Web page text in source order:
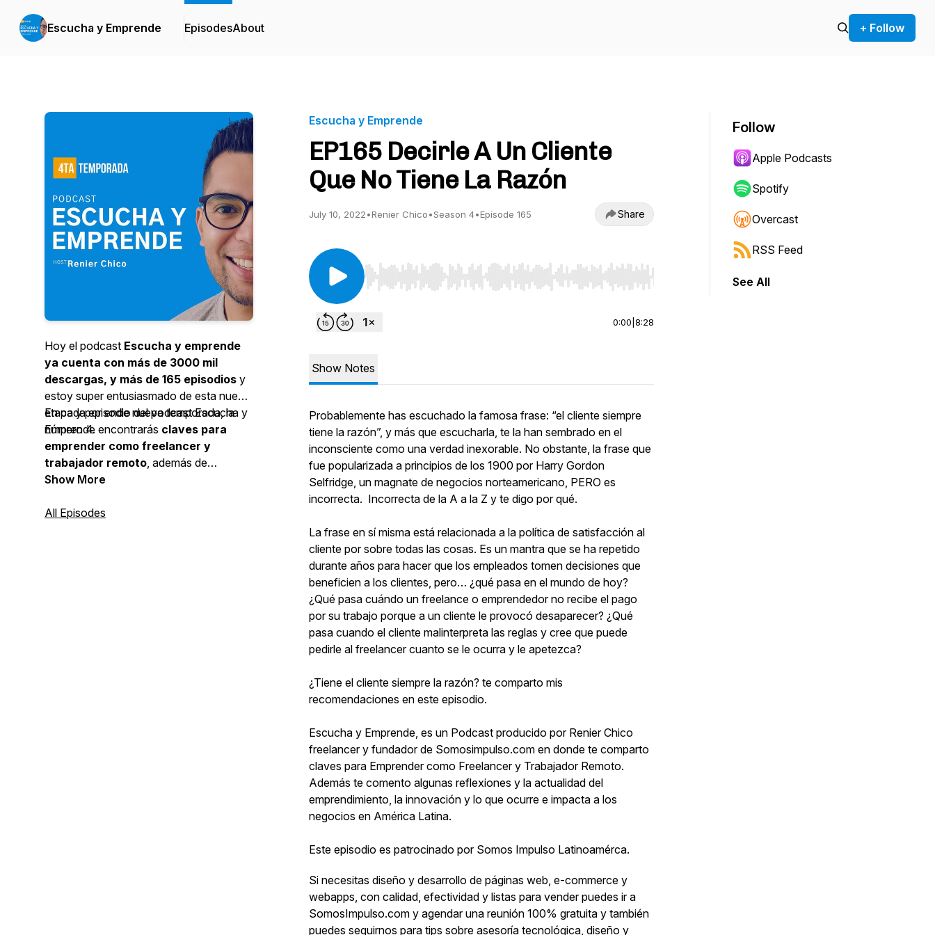
Escucha y Emprende EpisodesAbout + Follow
Hoy el podcast Escucha y emprende
ya cuenta con más de 3000 mil
descargas, y más de 165 episodios y
estoy super entusiasmado de esta nueva
etapa y por ende nueva temporada, la
número 4.
En cada episodio del podcast Escucha y
Emprende encontrarás claves para
emprender como freelancer y
trabajador remoto, además de
reflexiones y conversaciones con otros
mejor la actualidad del emprendimiento, la
Show More
All Episodes
Escucha y Emprende
EP165 Decirle A Un Cliente
Que No Tiene La Razón
July 10, 2022•Renier Chico•Season 4•Episode 165 Share
Use Left/Right to seek, Home/End to jump to start or end. Hold shift to jump forward or backward.
0:00 8:28
Show Notes
Probablemente has escuchado la famosa frase: “el cliente siempre
tiene la razón”, y más que escucharla, te la han sembrado en el
inconsciente como una verdad inexorable. No obstante, la frase que
fue popularizada a principios de los 1900 por Harry Gordon
Selfridge, un magnate de negocios norteamericano, PERO es
incorrecta. Incorrecta de la A a la Z y te digo por qué.
La frase en sí misma está relacionada a la política de satisfacción al
cliente por sobre todas las cosas. Es un mantra que se ha repetido
durante años para hacer que los empleados tomen decisiones que
beneficien a los clientes, pero… ¿qué pasa en el mundo de hoy?
¿Qué pasa cuándo un freelance o emprendedor no recibe el pago
por su trabajo porque a un cliente le provocó desaparecer? ¿Qué
pasa cuando el cliente malinterpreta las reglas y cree que puede
pedirle al freelancer cuanto se le ocurra y le apetezca?
¿Tiene el cliente siempre la razón? te comparto mis
recomendaciones en este episodio.
Escucha y Emprende, es un Podcast producido por Renier Chico
freelancer y fundador de Somosimpulso.com en donde te comparto
claves para Emprender como Freelancer y Trabajador Remoto.
Además te comento algunas reflexiones y la actualidad del
emprendimiento, la innovación y lo que ocurre e impacta a los
negocios en América Latina.
Este episodio es patrocinado por Somos Impulso Latinoamérca.
Si necesitas diseño y desarrollo de páginas web, e-commerce y
webapps, con calidad, efectividad y listas para vender puedes ir a
SomosImpulso.com y agendar una reunión 100% gratuita y también
puedes seguirnos para tips sobre asesoría tecnológica, diseño y
Follow
Apple Podcasts
Spotify
Overcast
RSS Feed
See All